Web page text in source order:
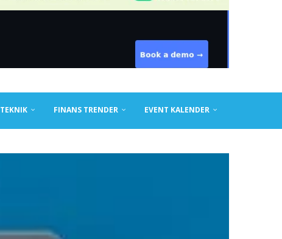
TEKNIK FINANS TRENDER EVENT KALENDER